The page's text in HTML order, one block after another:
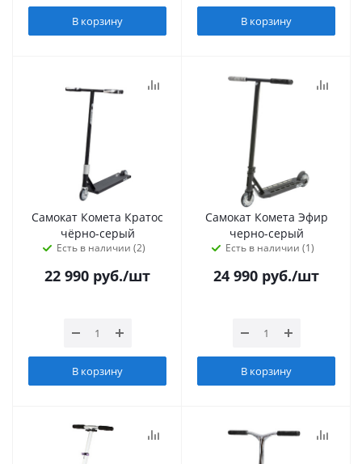
В корзину В корзину
Самокат Комета Кратос
чёрно-серый
Есть в наличии (2)
22 990 руб./шт
В корзину
Самокат Комета Эфир
черно-серый
Есть в наличии (1)
24 990 руб./шт
В корзину